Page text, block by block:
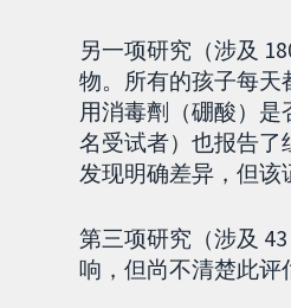
另一项研究（涉及
物。所有的孩子每天
用消毒劑（硼酸）
名受试者）也报告了
发现明确差异，但该
第三项研究（涉及
响，但尚不清楚此评